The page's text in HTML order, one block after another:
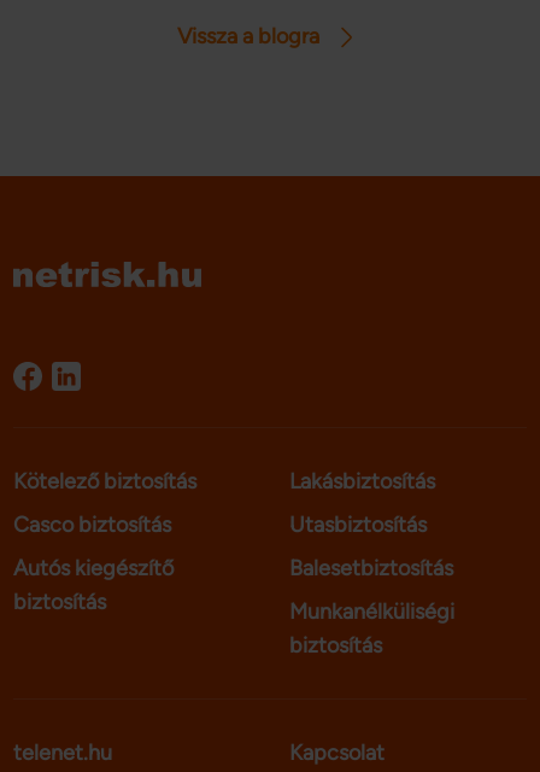
Vissza a blogra
Kötelező biztosítás
Casco biztosítás
Autós kiegészítő
biztosítás
Lakásbiztosítás
Utasbiztosítás
Balesetbiztosítás
Munkanélküliségi
biztosítás
telenet.hu
Kapcsolat